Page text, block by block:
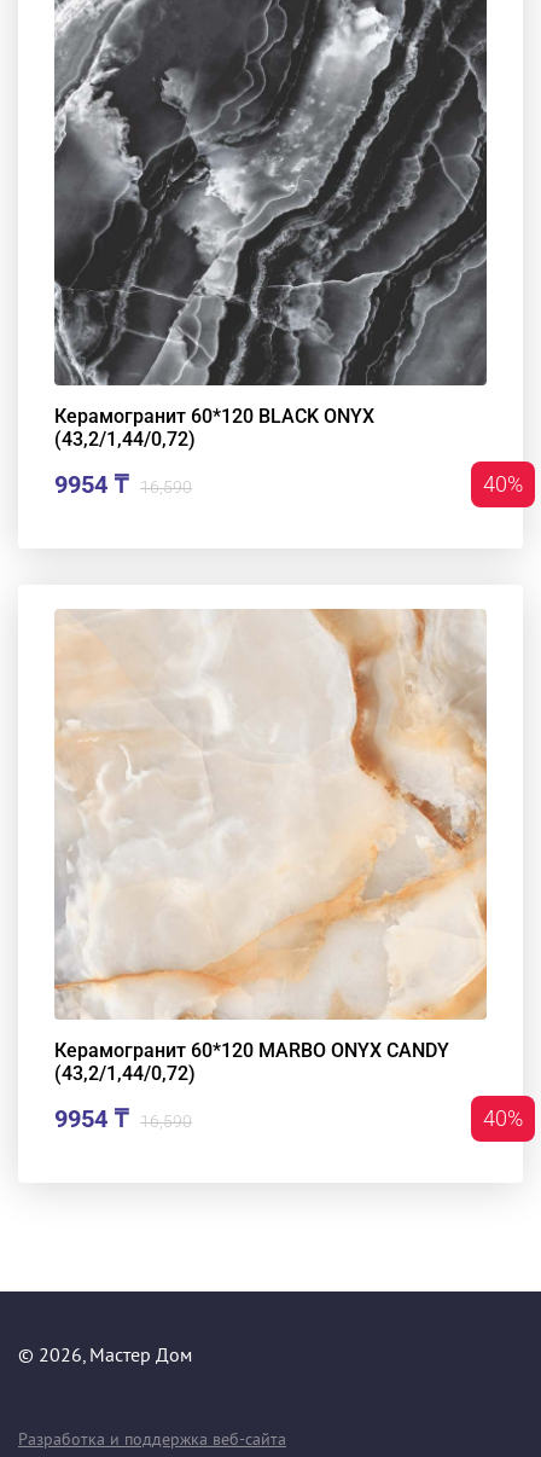
Керамогранит 60*120 BLACK ONYX
(43,2/1,44/0,72)
9954 ₸ 16,590 40%
Керамогранит 60*120 MARBO ONYX CANDY
(43,2/1,44/0,72)
9954 ₸ 16,590 40%
© 2026, Мастер Дом
Разработка и поддержка веб-сайта